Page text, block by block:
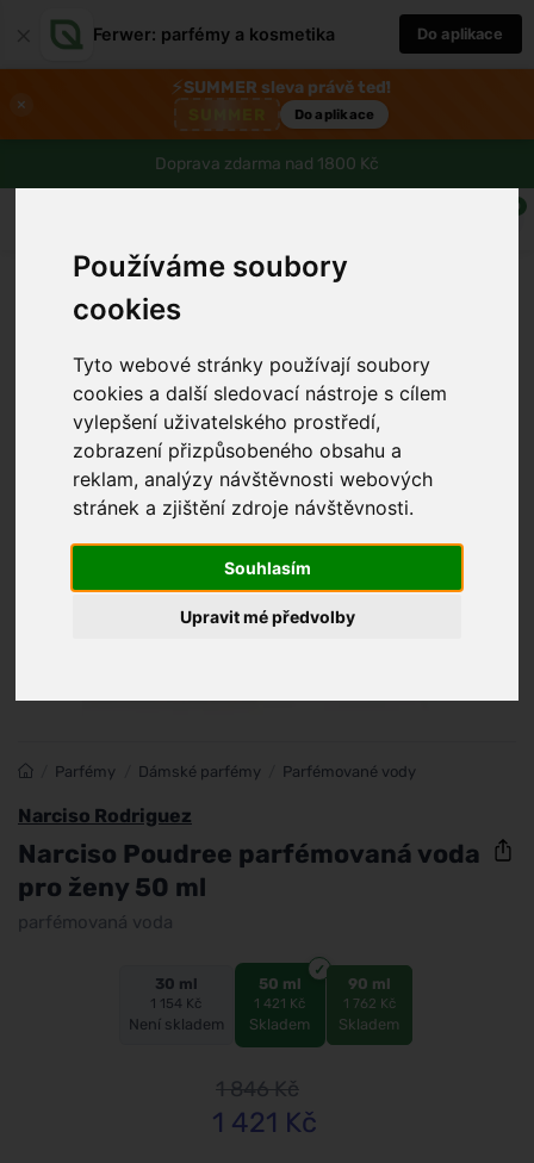
Používáme soubory
cookies
Tyto webové stránky používají soubory
cookies a další sledovací nástroje s cílem
vylepšení uživatelského prostředí,
zobrazení přizpůsobeného obsahu a
reklam, analýzy návštěvnosti webových
stránek a zjištění zdroje návštěvnosti.
Souhlasím
Upravit mé předvolby
Ferwer: parfémy a kosmetika Do aplikace
×
⚡SUMMER sleva právě teď!
Do aplikace
Doprava zdarma nad 1800 Kč
0
Parfémy Dámské parfémy Parfémované vody
Narciso Rodriguez
Narciso Poudree parfémovaná voda
pro ženy 50 ml
parfémovaná voda
30 ml
1 154 Kč
Není skladem
50 ml
1 421 Kč
Skladem
90 ml
1 762 Kč
Skladem
1 846Kč
1 421 Kč